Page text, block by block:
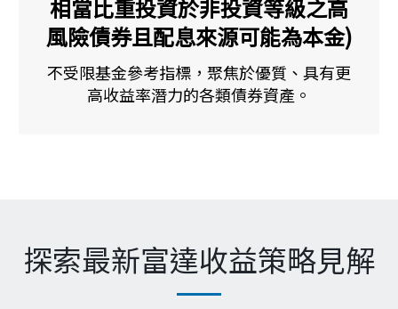
探索最新富達收益策略見解